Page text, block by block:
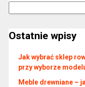
Ostatnie wpisy
Jak wybrać sklep
przy wyborze
Meble drewniane –